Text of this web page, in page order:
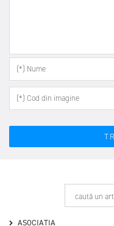
ASOCIAȚIA